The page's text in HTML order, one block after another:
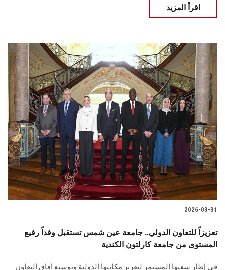
اقرأ المزيد
2026-03-31
تعزيزاً للتعاون الدولي.. جامعة عين شمس تستقبل وفداً رفيع
المستوى من جامعة كارلتون الكندية
في إطار سعيها المستمر لتعزيز مكانتها الدولية وتوسيع آفاق التعاون